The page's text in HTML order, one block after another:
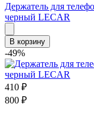
Держатель для
черный LECAR
В корзину
-49%
410 ₽
800 ₽